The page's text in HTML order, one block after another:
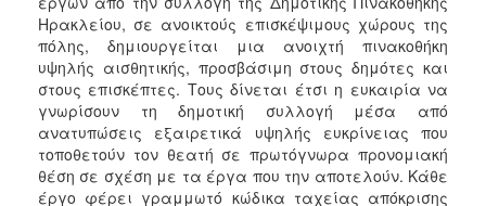
Ηρακλείου, σε ανοικτούς επισκέψιμους χώρους της
πόλης, δημιουργείται μια ανοιχτή πινακοθήκη
υψηλής αισθητικής, προσβάσιμη στους δημότες και
στους επισκέπτες. Τους δίνεται έτσι η ευκαιρία να
γνωρίσουν τη δημοτική συλλογή μέσα από
ανατυπώσεις εξαιρετικά υψηλής ευκρίνειας που
τοποθετούν τον θεατή σε πρωτόγνωρα προνομιακή
θέση σε σχέση με τα έργα που την αποτελούν. Κάθε
έργο φέρει γραμμωτό κώδικα ταχείας απόκρισης